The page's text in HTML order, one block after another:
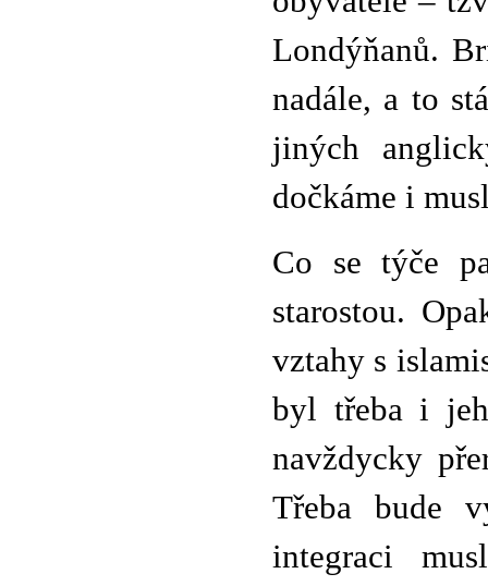
Londýňanů.
nadále, a to
jiných
dočkáme i
Co se týče
starostou.
vztahy s
byl třeba i
navždycky
Třeba bude
integraci